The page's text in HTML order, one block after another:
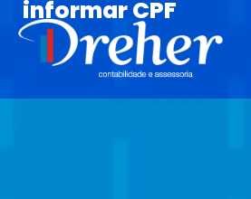
informar CPF